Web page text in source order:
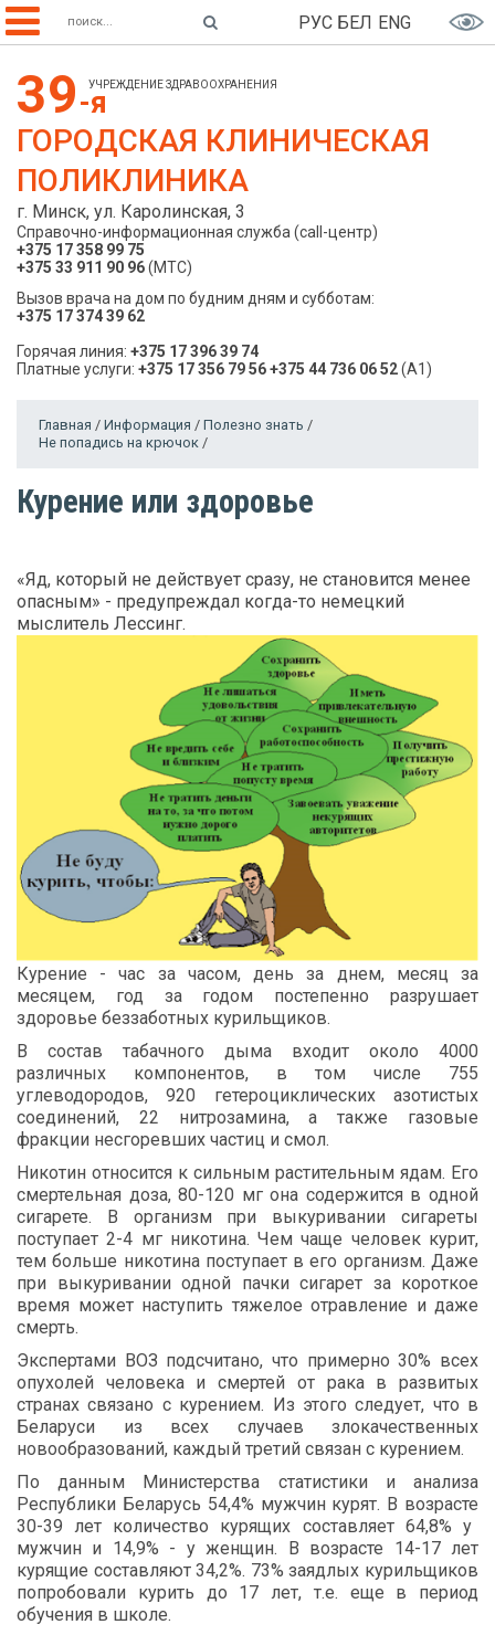
РУС БЕЛ ENG
39-я
УЧРЕЖДЕНИЕ ЗДРАВООХРАНЕНИЯ
ГОРОДСКАЯ КЛИНИЧЕСКАЯ
ПОЛИКЛИНИКА
г. Минск, ул. Каролинская, 3
Справочно-информационная служба (call-центр)
+375 17 358 99 75
+375 33 911 90 96(МТС)
Вызов врача на дом по будним дням и субботам:
+375 17 374 39 62
Горячая линия: +375 17 396 39 74
Платные услуги: +375 17 356 79 56+375 44 736 06 52(A1)
Главная / Информация / Полезно знать /
Не попадись на крючок /
Курение или здоровье
«Яд, который не действует сразу, не становится менее
опасным» - предупреждал когда-то немецкий
мыслитель Лессинг.
Курение -час за часом, день за днем, месяц
за
месяцем, год за годом постепенно
разрушает
здоровье беззаботных курильщиков.
В
состав табачного дыма входит около 4000
различных
компонентов, в том числе 755
углеводородов, 920 гетероциклических
азотистых
соединений, 22 нитрозамина,а также
газовые
фракции несгоревших частиц и смол.
Никотин относится к сильным растительным ядам. Его
смертельная доза, 80-120 мг она содержится в одной
сигарете. В организм при выкуривании
сигареты
поступает 2-4 мг никотина.Чем чаще человек курит,
тем больше никотина поступает в его организм. Даже
при
выкуривании одной пачки сигарет за короткое
время может наступить тяжелое отравление и даже
смерть.
Экспертами ВОЗ подсчитано,что примерно 30% всех
опухолей
человека и смертей от рака в
развитых
странах связано с курением. Из этого следует, что в
Беларуси
из всех случаев
злокачественных
новообразований, каждый третий связан с курением.
По
данным Министерства статистики и
анализа
Республики Беларусь 54,4% мужчин курят. В возрасте
30-39 лет количество курящих составляет64,8% у
мужчин и 14,9% - у женщин. В возрасте 14-17 лет
курящие составляют34,2%. 73%заядлых курильщиков
попробовали
курить до 17 лет, т.е. еще в
период
обучения в школе.